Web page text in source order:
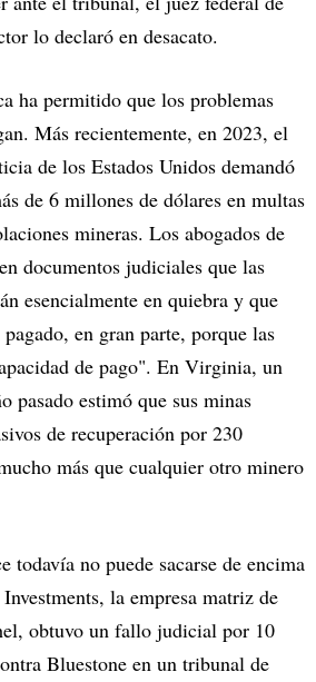
lo declaró en desacato.
ha permitido que los problemas
Más recientemente, en 2023, el
de los Estados Unidos demandó
de 6 millones de dólares en multas
mineras. Los abogados de
documentos judiciales que las
esencialmente en quiebra y que
en gran parte, porque las
de pago". En Virginia, un
pasado estimó que sus minas
de recuperación por 230
más que cualquier otro minero
todavía no puede sacarse de encima
la empresa matriz de
obtuvo un fallo judicial por 10
Bluestone en un tribunal de